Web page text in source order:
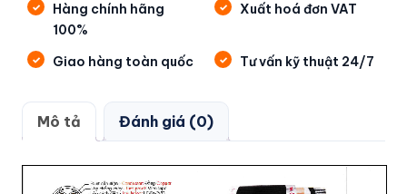
Hàng chính hãng
100%
Xuất hoá đơn VAT
Giao hàng toàn quốc Tư vấn kỹ thuật 24/7
Mô tả Đánh giá (0)